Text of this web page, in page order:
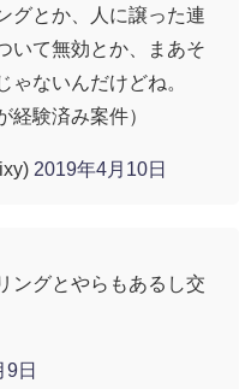
グとか、人に譲った連
いて無効とか、まあそ
ゃないんだけどね。
経験済み案件）
2019年4月10日
ングとやらもあるし交
9日